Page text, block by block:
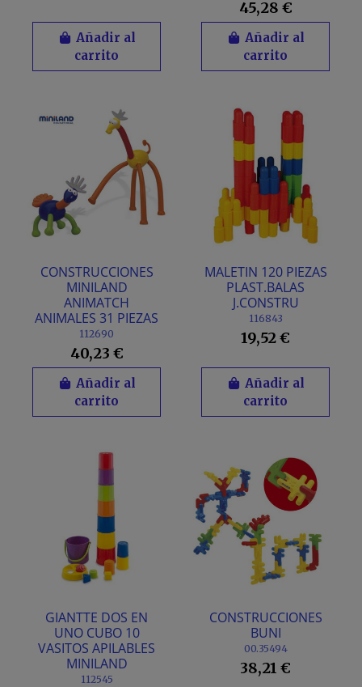
Añadir al
carrito
45,28 €
Añadir al
carrito
CONSTRUCCIONES
MINILAND
ANIMATCH
ANIMALES 31 PIEZAS
112690
40,23 €
Añadir al
carrito
MALETIN 120 PIEZAS
PLAST.BALAS
J.CONSTRU
116843
19,52 €
Añadir al
carrito
GIANTTE DOS EN
UNO CUBO 10
VASITOS APILABLES
MINILAND
112545
CONSTRUCCIONES
BUNI
00.35494
38,21 €